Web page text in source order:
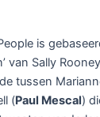
is
van Sally
tussen
(Paul Mescal)